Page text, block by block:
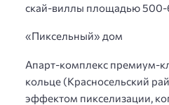
скай-виллы площадью 500-
«Пиксельный» дом
Апарт-комплекс премиум-
кольце (Красносельский
эффектом пикселизации,